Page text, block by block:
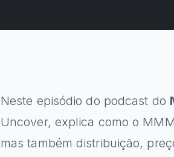
Neste episódio do podcast do
Uncover, explica como o
mas também distribuição,